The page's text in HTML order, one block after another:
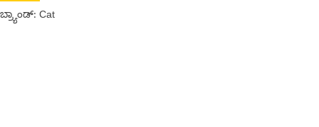
ಬ್ರ್ಯಾಂಡ್: Cat